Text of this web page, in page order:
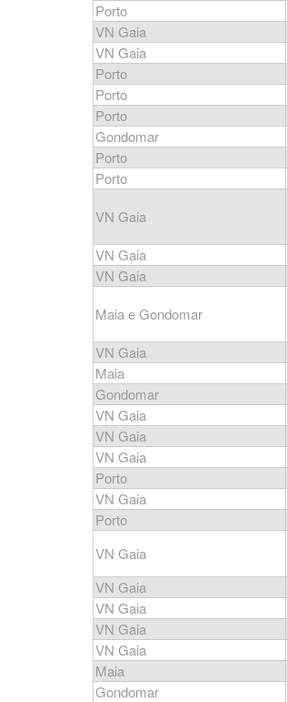
Porto
VN Gaia
VN Gaia
Porto
Porto
Porto
Gondomar
Porto
Porto
VN Gaia
VN Gaia
VN Gaia
Maia e Gondomar
VN Gaia
Maia
Gondomar
VN Gaia
VN Gaia
VN Gaia
Porto
VN Gaia
Porto
VN Gaia
VN Gaia
VN Gaia
VN Gaia
VN Gaia
Maia
Gondomar